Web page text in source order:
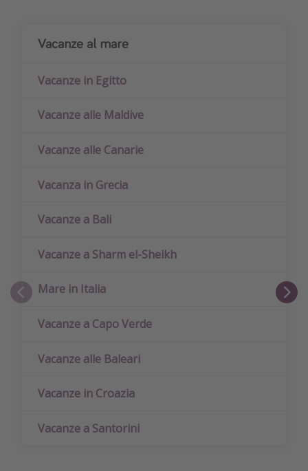
Vacanze al mare
Vacanze in Egitto
Vacanze alle Maldive
Vacanze alle Canarie
Vacanza in Grecia
Vacanze a Bali
Vacanze a Sharm el-Sheikh
Mare in Italia
Vacanze a Capo Verde
Vacanze alle Baleari
Vacanze in Croazia
Vacanze a Santorini